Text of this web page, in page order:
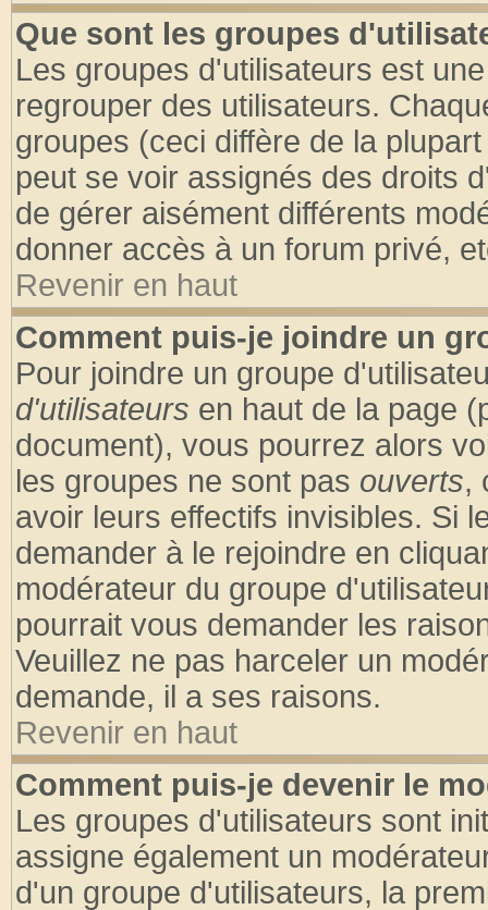
Que sont les groupes
Les groupes d'utilisateurs est
regrouper des utilisateurs.
groupes (ceci diffère de la
peut se voir assignés des droits
de gérer aisément différents
donner accès à un forum privé,
Revenir en haut
Comment puis-je joindre un
Pour joindre un groupe
d'utilisateurs en haut de la page
document), vous pourrez alors
les groupes ne sont pas ouverts,
avoir leurs effectifs invisibles. Si
demander à le rejoindre en
modérateur du groupe
pourrait vous demander les
Veuillez ne pas harceler un
demande, il a ses raisons.
Revenir en haut
Comment puis-je devenir le
Les groupes d'utilisateurs sont
assigne également un
d'un groupe d'utilisateurs, la